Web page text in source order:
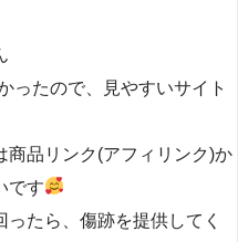
ったので、見やすいサイト
商品リンク(アフィリンク)か
です
たら、傷跡を提供してく